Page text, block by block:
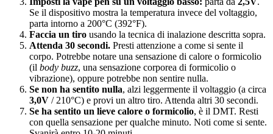
Se il dispositivo mostra la temperatura invece del voltaggio,
parta intorno a 200°C (392°F).
Faccia un tiro usando la tecnica di inalazione descritta sopra.
Attenda 30 secondi. Presti attenzione a come si sente il
corpo. Potrebbe notare una sensazione di calore o formicolio
(il body buzz, una sensazione corporea di formicolio o
vibrazione), oppure potrebbe non sentire nulla.
Se non ha sentito nulla, alzi leggermente il voltaggio (a circa
3,0V / 210°C) e provi un altro tiro. Attenda altri 30 secondi.
Se ha sentito un lieve calore o formicolio, è il DMT. Resti
con quella sensazione per qualche minuto. Noti come si sente.